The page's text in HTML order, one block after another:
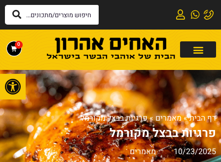
0
דף הבית»מאמרים»פרגיות בבצל מקורמל
פרגיות בבצל מקורמל
10/23/2025 מאמרים